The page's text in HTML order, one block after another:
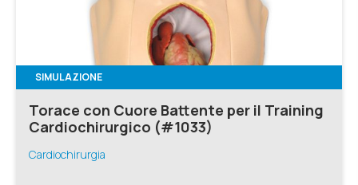
SIMULAZIONE
Torace con Cuore Battente per il Training
Cardiochirurgico (#1033)
Cardiochirurgia